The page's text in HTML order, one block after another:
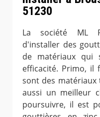
51230
La société ML
d'installer des
de matériaux qui
efficacité. Primo, il
sont des
aussi un meilleur
poursuivre, il est